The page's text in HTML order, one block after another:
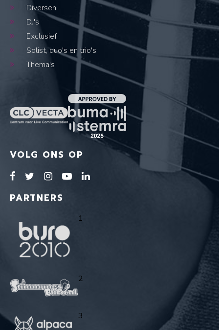
Diversen
DJ's
Exclusief
Solist, duo's en trio's
Thema's
VOLG ONS OP
PARTNERS
1
2
3